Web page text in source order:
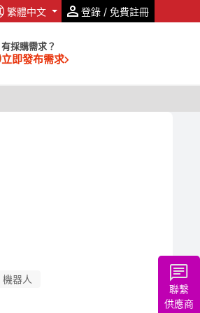
繁體中文 登錄 / 免費註冊
有採購需求？
立即發布需求
聯繫
供應商
機器人